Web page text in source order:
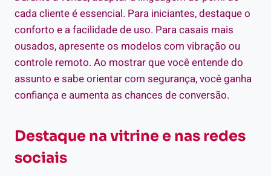
cada cliente é essencial. Para iniciantes, destaque o
conforto e a facilidade de uso. Para casais mais
ousados, apresente os modelos com vibração ou
controle remoto. Ao mostrar que você entende do
assunto e sabe orientar com segurança, você ganha
confiança e aumenta as chances de conversão.
Destaque na vitrine e nas redes
sociais